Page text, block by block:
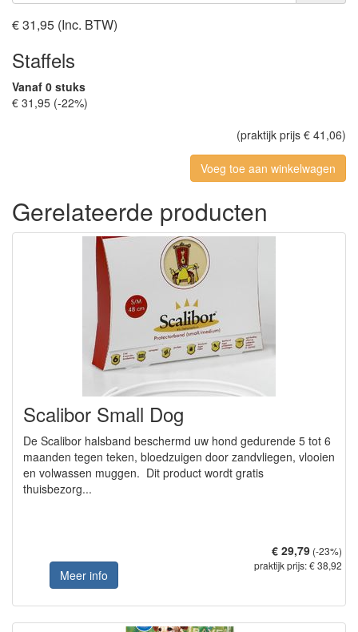
€ 31,95 (Inc. BTW)
Staffels
Vanaf 0 stuks
€ 31,95 (-22%)
(praktijk prijs € 41,06)
Gerelateerde producten
Scalibor Small Dog
De Scalibor halsband beschermd uw hond gedurende 5 tot 6
maanden tegen teken, bloedzuigen door zandvliegen, vlooien
en volwassen muggen. Dit product wordt gratis
thuisbezorg...
Meer info
€ 29,79 (-23%)
praktijk prijs: € 38,92